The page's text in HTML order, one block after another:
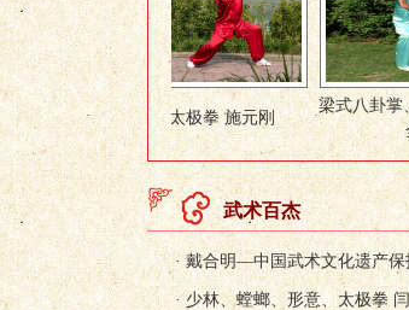
陈式太极拳 施元刚
梁式八卦掌、吴氏太极拳 张
全亮
武术百杰
· 戴合明—中国武术文化遗产保
· 少林、螳螂、形意、太极拳